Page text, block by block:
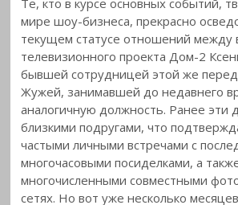
мире шоу-бизнеса, прекрасно
текущем статусе отношений
телевизионного проекта Дом-2
бывшей сотрудницей этой же
Жужей, занимавшей до недавнего
аналогичную должность. Ранее эти
близкими подругами, что
частыми личными встречами с
многочасовыми посиделками, а
многочисленными совместными
сетях. Но вот уже несколько